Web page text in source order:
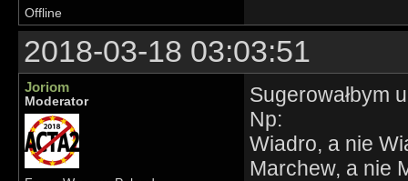
Offline
2018-03-18 03:03:51
Joriom
Moderator
Sugerowałbym
Np:
Wiadro, a nie
Marchew, a nie